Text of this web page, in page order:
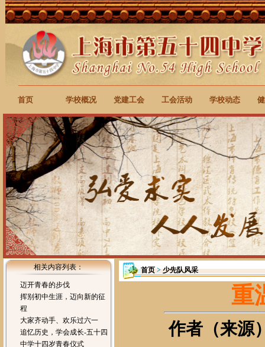
首页 学校概况 党建工会 工会活动 学校动态
相关内容列表：
迈开青春的步伐
挥别初中生涯，迈向新的征
程
大家齐动手、欢乐过六一
追忆历史，学会成长-五十四
中学十四岁青春仪式
首页>少先队风采
重
作者（来源